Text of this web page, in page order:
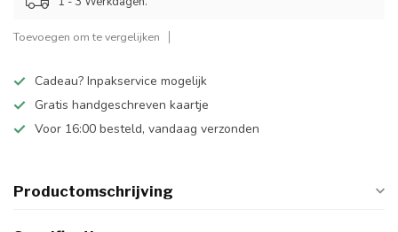
Toevoegen om te vergelijken
Cadeau? Inpakservice mogelijk
Gratis handgeschreven kaartje
Voor 16:00 besteld, vandaag verzonden
Productomschrijving